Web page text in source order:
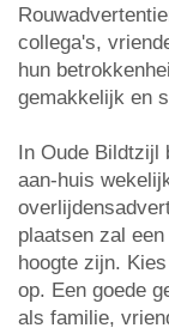
collega's,
hun
gemakkelijk en
In Oude Bildtzijl
aan-huis
plaatsen zal
hoogte zijn.
op. Een goede
als familie,